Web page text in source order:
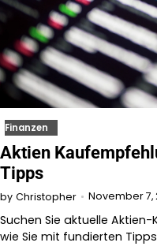
Finanzen
Aktien
Tipps
by Christopher November 7,
Suchen Sie aktuelle
wie Sie mit fundierten